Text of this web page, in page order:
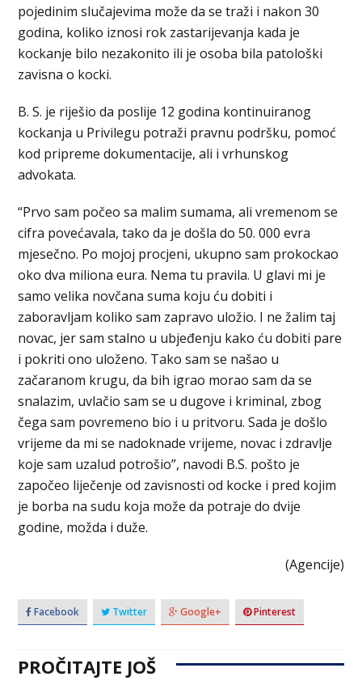
pojedinim slučajevima može da se traži i nakon 30
godina, koliko iznosi rok zastarijevanja kada je
kockanje bilo nezakonito ili je osoba bila patološki
zavisna o kocki.
B. S. je riješio da poslije 12 godina kontinuiranog
kockanja u Privilegu potraži pravnu podršku, pomoć
kod pripreme dokumentacije, ali i vrhunskog
advokata.
“Prvo sam počeo sa malim sumama, ali vremenom se
cifra povećavala, tako da je došla do 50. 000 evra
mjesečno. Po mojoj procjeni, ukupno sam prokockao
oko dva miliona eura. Nema tu pravila. U glavi mi je
samo velika novčana suma koju ću dobiti i
zaboravljam koliko sam zapravo uložio. I ne žalim taj
novac, jer sam stalno u ubjeđenju kako ću dobiti pare
i pokriti ono uloženo. Tako sam se našao u
začaranom krugu, da bih igrao morao sam da se
snalazim, uvlačio sam se u dugove i kriminal, zbog
čega sam povremeno bio i u pritvoru. Sada je došlo
vrijeme da mi se nadoknade vrijeme, novac i zdravlje
koje sam uzalud potrošio”, navodi B.S. pošto je
započeo liječenje od zavisnosti od kocke i pred kojim
je borba na sudu koja može da potraje do dvije
godine, možda i duže.
(Agencije)
Facebook Twitter Google+ Pinterest
PROČITAJTE JOŠ